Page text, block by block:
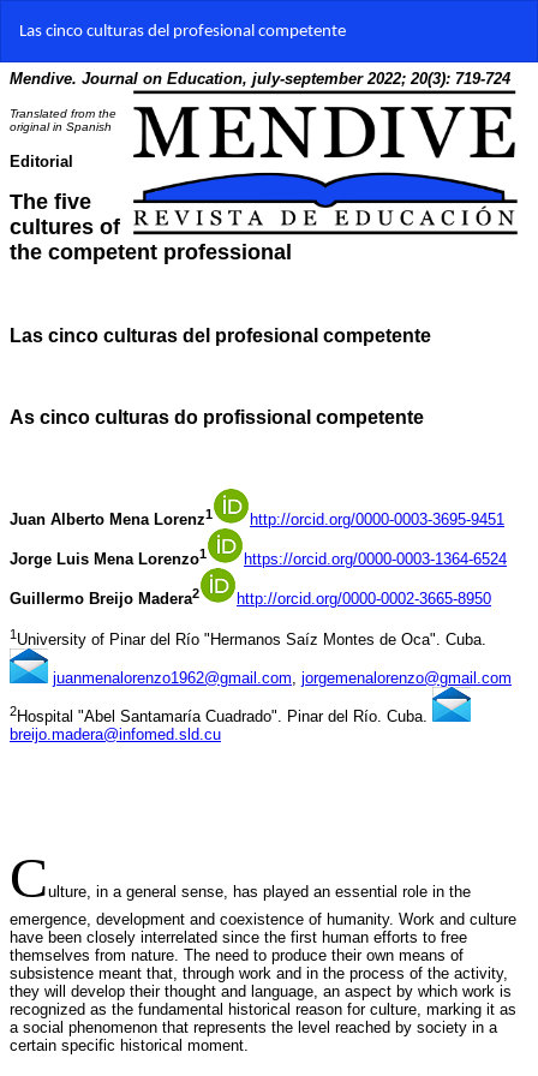
los
detalles
del
artículo
Las cinco culturas del profesional competente